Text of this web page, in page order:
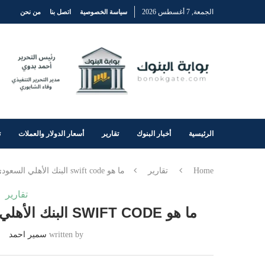
الجمعة, 7 أغسطس 2026 سياسة الخصوصية اتصل بنا من نحن
الرئيسية أخبار البنوك تقارير أسعار الدولار والعملات
Home تقارير ما هو swift code البنك الأهلي السعودي؟ وكيفية تتبع الحولات الدولية
تقارير
ما هو SWIFT CODE البنك الأهلي السعودي؟ وكيفية تتبع الحولات الدولية
written by سمير احمد